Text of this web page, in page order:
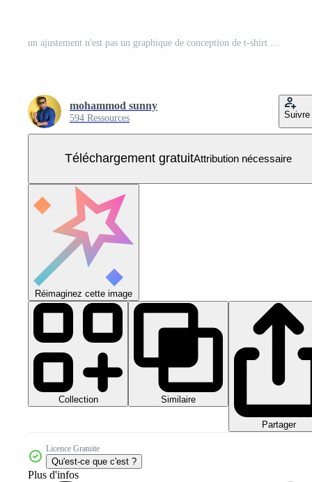
mohammod sunny
594 Ressources Suivre
Téléchargement gratuitAttribution nécessaire
Réimaginez cette image
Collection Similaire
Partager
Licence Gratuite
Qu'est-ce que c'est ?
Plus d'infos